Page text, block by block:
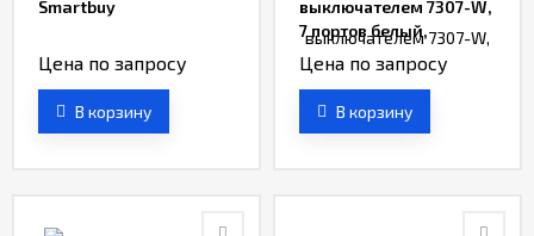
Smartbuy
Цена по запросу
В корзину
выключателем 7307-W,
7 портов белый,
Smartbuy
Цена по запросу
В корзину